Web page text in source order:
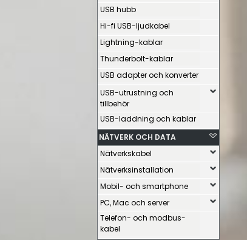
USB hubb
Hi-fi USB-ljudkabel
Lightning-kablar
Thunderbolt-kablar
USB adapter och konverter
USB-utrustning och
tillbehör
USB-laddning och kablar
NÄTVERK OCH DATA
Nätverkskabel
Nätverksinstallation
Mobil- och smartphone
PC, Mac och server
Telefon- och modbus-
kabel